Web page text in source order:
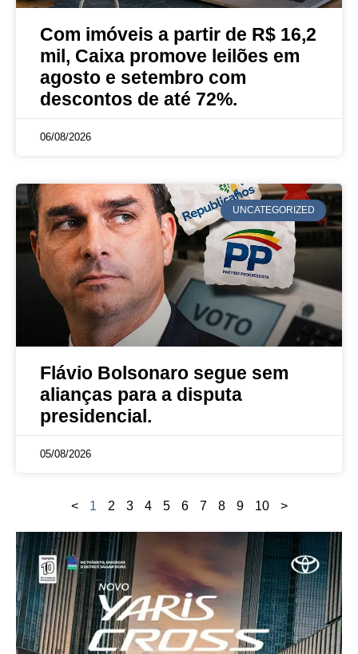
Com imóveis a partir de R$ 16,2
mil, Caixa promove leilões em
agosto e setembro com
descontos de até 72%.
06/08/2026
UNCATEGORIZED
Flávio Bolsonaro segue sem
alianças para a disputa
presidencial.
05/08/2026
< 1 2 3 4 5 6 7 8 9 10 >